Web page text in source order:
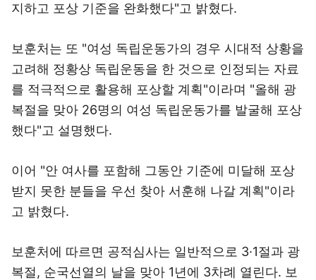
지하고 포상 기준을 완화했다"고 밝혔다.
보훈처는 또 "여성 독립운동가의 경우 시대적 상황을
고려해 정황상 독립운동을 한 것으로 인정되는 자료
를 적극적으로 활용해 포상할 계획"이라며 "올해 광
복절을 맞아 26명의 여성 독립운동가를 발굴해 포상
했다"고 설명했다.
이어 "안 여사를 포함해 그동안 기준에 미달해 포상
받지 못한 분들을 우선 찾아 서훈해 나갈 계획"이라
고 밝혔다.
보훈처에 따르면 공적심사는 일반적으로 3·1절과 광
복절, 순국선열의 날을 맞아 1년에 3차례 열린다. 보